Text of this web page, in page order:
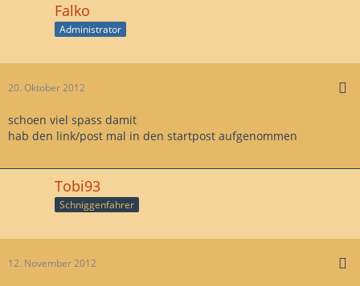
Falko
Administrator
20. Oktober 2012
schoen viel spass damit
hab den link/post mal in den startpost aufgenommen
Tobi93
Schniggenfahrer
12. November 2012